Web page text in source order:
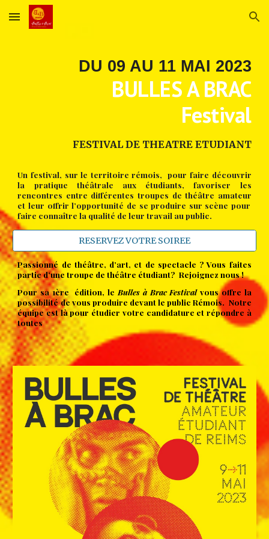
Skip to main content Skip to navigation
DU 09 AU 11 MAI 2023
BULLES A BRAC
Festival
FESTIVAL DE THEATRE ETUDIANT
Un festival, sur le territoire rémois, pour faire découvrir
la pratique théâtrale aux étudiants, favoriser les
rencontres entre différentes troupes de théâtre amateur
et leur offrir l’opportunité de se produire sur scène pour
faire connaître la qualité de leur travail au public.
RESERVEZ VOTRE SOIREE
Passionné de théâtre, d’art, et de spectacle ? Vous faites
partie d’une troupe de théâtre étudiant? Rejoignez nous !
Pour sa 1ère édition, le Bulles à Brac Festivalvous offre la
possibilité de vous produire devant le public Rémois. Notre
équipe est là pour étudier votre candidature et répondre à
toutes